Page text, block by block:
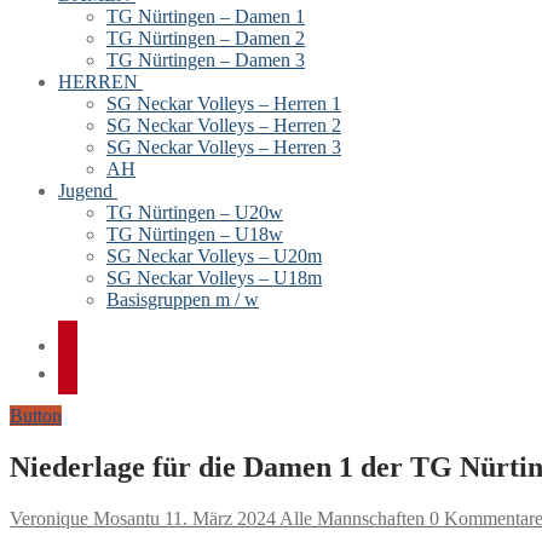
TG Nürtingen – Damen 1
TG Nürtingen – Damen 2
TG Nürtingen – Damen 3
HERREN
SG Neckar Volleys – Herren 1
SG Neckar Volleys – Herren 2
SG Neckar Volleys – Herren 3
AH
Jugend
TG Nürtingen – U20w
TG Nürtingen – U18w
SG Neckar Volleys – U20m
SG Neckar Volleys – U18m
Basisgruppen m / w
Button
Niederlage für die Damen 1 der TG
Veronique Mosantu 11. März 2024 Alle Mannschaften 0 Kommentare